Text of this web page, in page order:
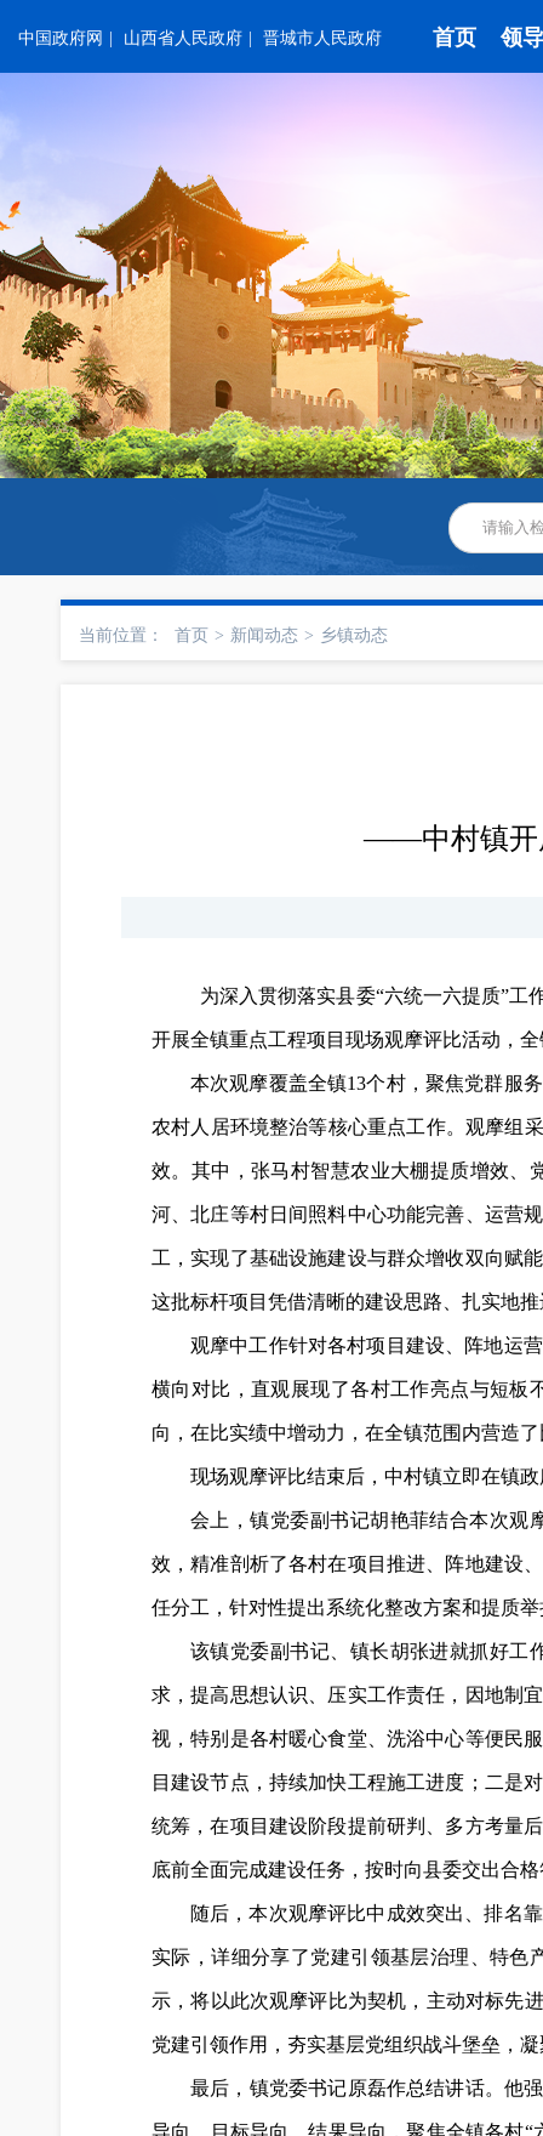
中国政府网 山西省人民政府 晋城市人民政府 首页 领
当前位置： 首页 > 新闻动态 > 乡镇动态
——中村镇开
为深入贯彻落实县委“六统一六提质”工
开展全镇重点工程项目现场观摩评比活动，
本次观摩覆盖全镇13个村，聚焦党群服
农村人居环境整治等核心重点工作。观摩组
效。其中，张马村智慧农业大棚提质增效、
河、北庄等村日间照料中心功能完善、运营
工，实现了基础设施建设与群众增收双向赋
这批标杆项目凭借清晰的建设思路、扎实地
观摩中工作针对各村项目建设、阵地运
横向对比，直观展现了各村工作亮点与短板
向，在比实绩中增动力，在全镇范围内营造
现场观摩评比结束后，中村镇立即在镇
会上，镇党委副书记胡艳菲结合本次观
效，精准剖析了各村在项目推进、阵地建设
任分工，针对性提出系统化整改方案和提质
该镇党委副书记、镇长胡张进就抓好工
求，提高思想认识、压实工作责任，因地制
视，特别是各村暖心食堂、洗浴中心等便民
目建设节点，持续加快工程施工进度；二是
统筹，在项目建设阶段提前研判、多方考量
底前全面完成建设任务，按时向县委交出合
随后，本次观摩评比中成效突出、排名
实际，详细分享了党建引领基层治理、特色
示，将以此次观摩评比为契机，主动对标先
党建引领作用，夯实基层党组织战斗堡垒，
最后，镇党委书记原磊作总结讲话。他
导向、目标导向、结果导向，聚焦全镇各村